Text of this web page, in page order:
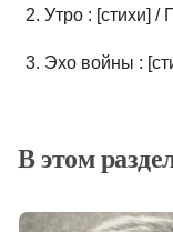
2. Утро : [стихи] /
3. Эхо войны :
В этом